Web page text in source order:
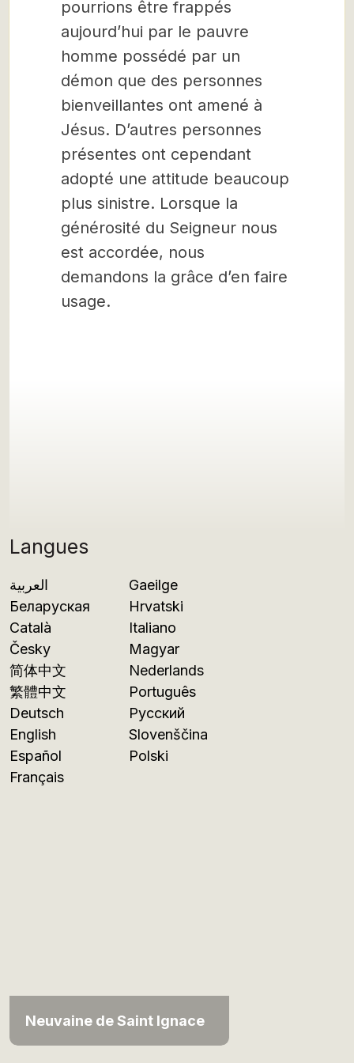
Langues
العربية
Беларуская
Català
Česky
简体中文
繁體中文
Deutsch
English
Español
Français
Gaeilge
Hrvatski
Italiano
Magyar
Nederlands
Português
Русский
Slovenščina
Polski
Neuvaine de Saint Ignace
pourrions être frappés
aujourd’hui par le pauvre
homme possédé par un
démon que des personnes
bienveillantes ont amené à
Jésus. D’autres personnes
présentes ont cependant
adopté une attitude beaucoup
plus sinistre. Lorsque la
générosité du Seigneur nous
est accordée, nous
demandons la grâce d’en faire
usage.